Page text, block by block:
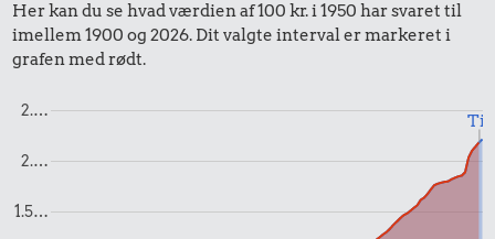
Røget sild 1,24 kr.
0,69 kr.
Sodavand
Her kan du se hvad værdien af 100 kr. i 1950 har svaret til
imellem 1900 og 2026. Dit valgte interval er markeret i
grafen med rødt.
1.5…
2.…
2.…
Til